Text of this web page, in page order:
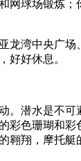
网球场锻炼；
龙湾中央广场
好好休息。
。潜水是不可
彩色珊瑚和彩
翱翔，摩托艇